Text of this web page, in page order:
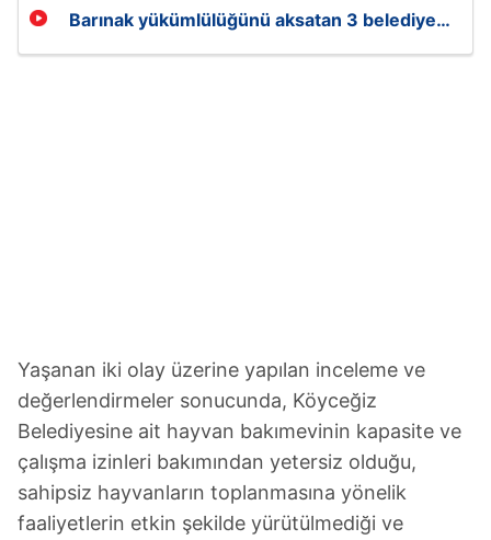
Barınak yükümlülüğünü aksatan 3 belediye
Yaşanan iki olay üzerine yapılan inceleme ve
değerlendirmeler sonucunda, Köyceğiz
Belediyesine ait hayvan bakımevinin kapasite ve
çalışma izinleri bakımından yetersiz olduğu,
sahipsiz hayvanların toplanmasına yönelik
faaliyetlerin etkin şekilde yürütülmediği ve